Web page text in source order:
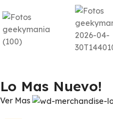
Lo Mas Nuevo!
Ver Mas